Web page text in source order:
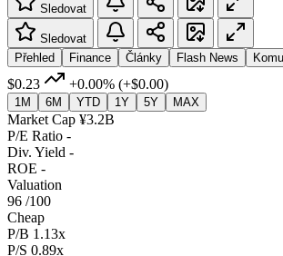
Sledovat
Sledovat
Přehled
Finance Články Flash News
$0.23 +0.00% (+$0.00)
1M 6M YTD 1Y 5Y MAX
Market Cap ¥3.2B
P/E Ratio -
Div. Yield -
ROE -
Valuation
96 /100
Cheap
P/B 1.13x
P/S 0.89x